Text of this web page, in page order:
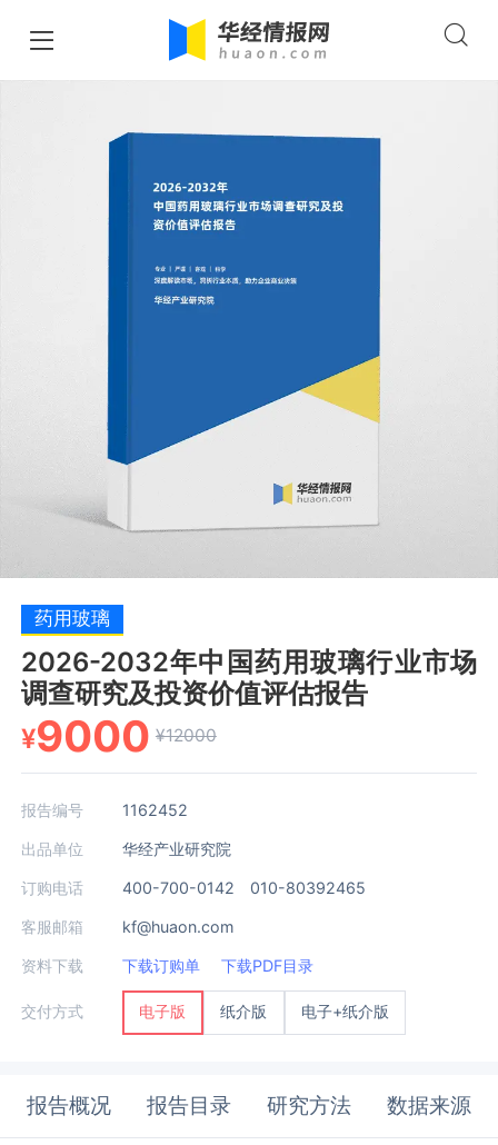
药用玻璃
2026-2032年中国药用玻璃行业市场
调查研究及投资价值评估报告
¥9000 ¥12000
报告编号 1162452
出品单位 华经产业研究院
订购电话 400-700-0142 010-80392465
客服邮箱 kf@huaon.com
资料下载 下载订购单 下载PDF目录
交付方式 电子版 纸介版 电子+纸介版
报告概况 报告目录 研究方法 数据来源